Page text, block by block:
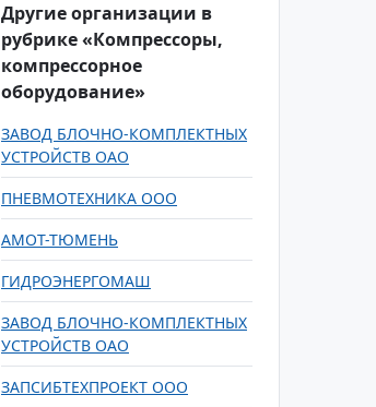
Другие организации в
рубрике «Компрессоры,
компрессорное
оборудование»
ЗАВОД БЛОЧНО-КОМПЛЕКТНЫХ
УСТРОЙСТВ ОАО
ПНЕВМОТЕХНИКА ООО
АМОТ-ТЮМЕНЬ
ГИДРОЭНЕРГОМАШ
ЗАВОД БЛОЧНО-КОМПЛЕКТНЫХ
УСТРОЙСТВ ОАО
ЗАПСИБТЕХПРОЕКТ ООО